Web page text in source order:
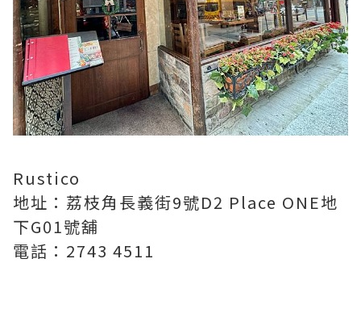
Rustico
地址：荔枝角長義街9號D2 Place ONE地
下G01號舖
電話：2743 4511